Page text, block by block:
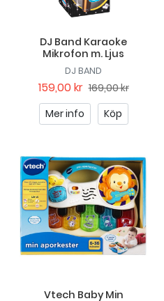
DJ Band Karaoke
Mikrofon m. Ljus
DJ BAND
159,00 kr 169,00 kr
Mer info
Köp
Vtech Baby Min